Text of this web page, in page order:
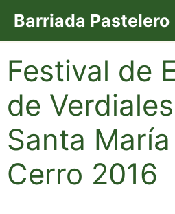
contenido
Barriada Pastelero
Festival de
de
Santa
Cerro 2016